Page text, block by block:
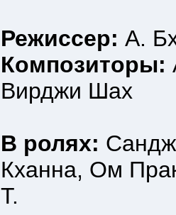
Режиссер: А.
Композиторы:
Вирджи Шах
В ролях:
Кханна, Ом
Т.